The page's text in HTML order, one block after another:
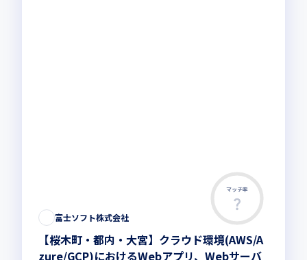
マッチ率
富士ソフト株式会社
【桜木町・都内・大宮】クラウド環境(AWS/A
zure/GCP)におけるWebアプリ、Webサーバ